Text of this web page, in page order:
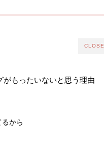
CLOSE
もったいないと思う理由
から